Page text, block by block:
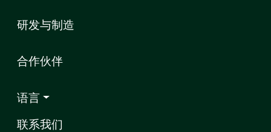
研发与制造
合作伙伴
语言
联系我们